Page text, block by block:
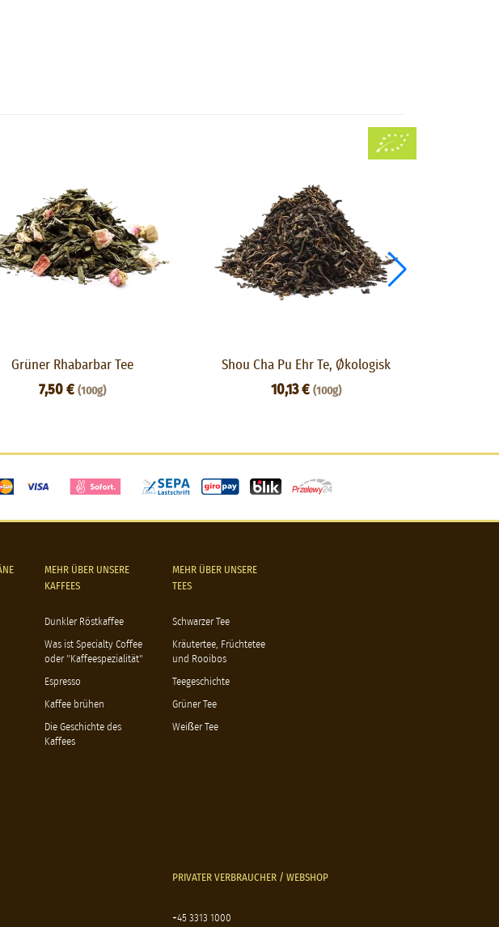
Grüner Rhabarbar Tee
7,50 € (100g)
Shou Cha Pu Ehr Te, Økologisk
10,13 € (100g)
MEHR ÜBER UNSERE
KAFFEES
Dunkler Röstkaffee
Was ist Specialty Coffee
oder "Kaffeespezialität"
Espresso
Kaffee brühen
Die Geschichte des
Kaffees
MEHR ÜBER UNSERE
TEES
Schwarzer Tee
Kräutertee, Früchtetee
und Rooibos
Teegeschichte
Grüner Tee
Weißer Tee
PRIVATER VERBRAUCHER / WEBSHOP
+45 3313 1000